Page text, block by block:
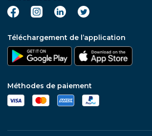
Téléchargement de l’application
Méthodes de paiement